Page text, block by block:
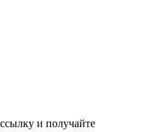
и получайте